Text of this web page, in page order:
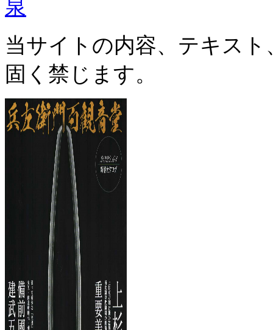
当サイトの内容、テキス
固く禁じます。